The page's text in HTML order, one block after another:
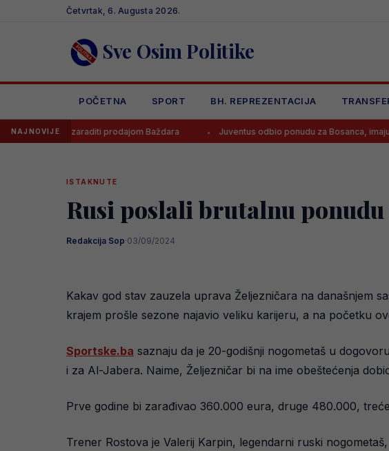
Četvrtak, 6. Augusta 2026.
Sve Osim Politike
POČETNA SPORT BH. REPREZENTACIJA
NAJNOVIJE
zaraditi prodajom Baždara Juventus odbio ponudu za Bosanca, imaju jasan plan!
ISTAKNUTE
Rusi poslali brutalnu
Redakcija Sop·03/09/2024
Kakav god stav zauzela uprava Željezničara na današnjem
krajem prošle sezone najavio veliku karijeru, a na početku
Sportske.ba saznaju da je 20-godišnji nogometaš u
i za Al-Jabera. Naime, Željezničar bi na ime obeštećenja
Prve godine bi zarađivao 360.000 eura, druge 480.000,
Trener Rostova je Valerij Karpin, legendarni ruski